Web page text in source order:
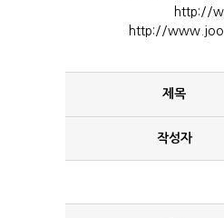
http://
http://
제목
작성자